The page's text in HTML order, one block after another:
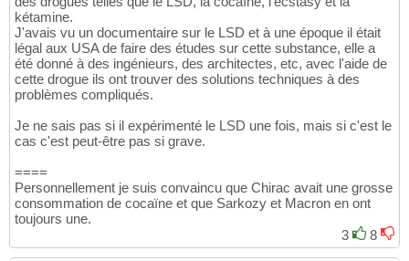
kétamine.
J'avais vu un documentaire sur le LSD et à une époque il était
légal aux USA de faire des études sur cette substance, elle a
été donné à des ingénieurs, des architectes, etc, avec l'aide de
cette drogue ils ont trouver des solutions techniques à des
problèmes compliqués.
Je ne sais pas si il expérimenté le LSD une fois, mais si c'est le
cas c'est peut-être pas si grave.
====
Personnellement je suis convaincu que Chirac avait une grosse
consommation de cocaïne et que Sarkozy et Macron en ont
toujours une.
3
8